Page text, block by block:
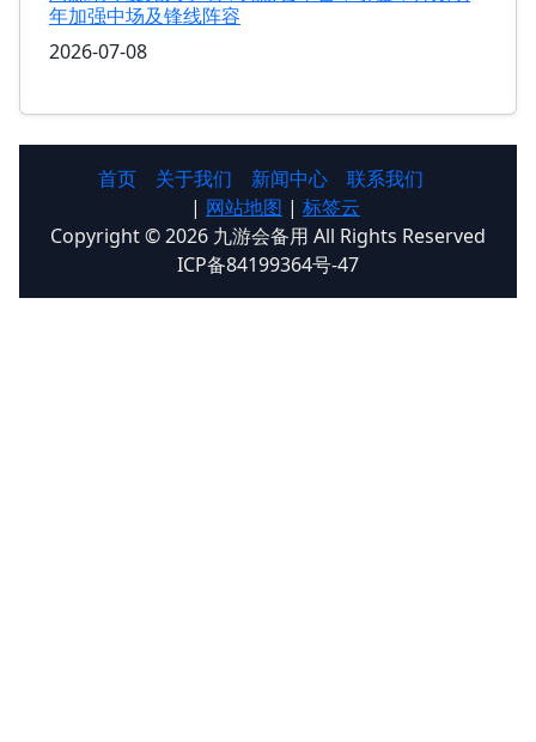
年加强中场及锋线阵容
2026-07-08
首页 关于我们 新闻中心
联系我们
| 网站地图 | 标签云
Copyright © 2026 九游会备用 All Rights Reserved
ICP备84199364号-47